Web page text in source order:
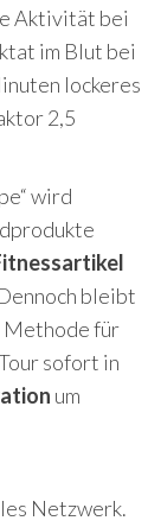
Aktivität bei
im Blut bei
lockeres
2,5
wird
bleibt
Methode für
sofort in
um
Netzwerk.